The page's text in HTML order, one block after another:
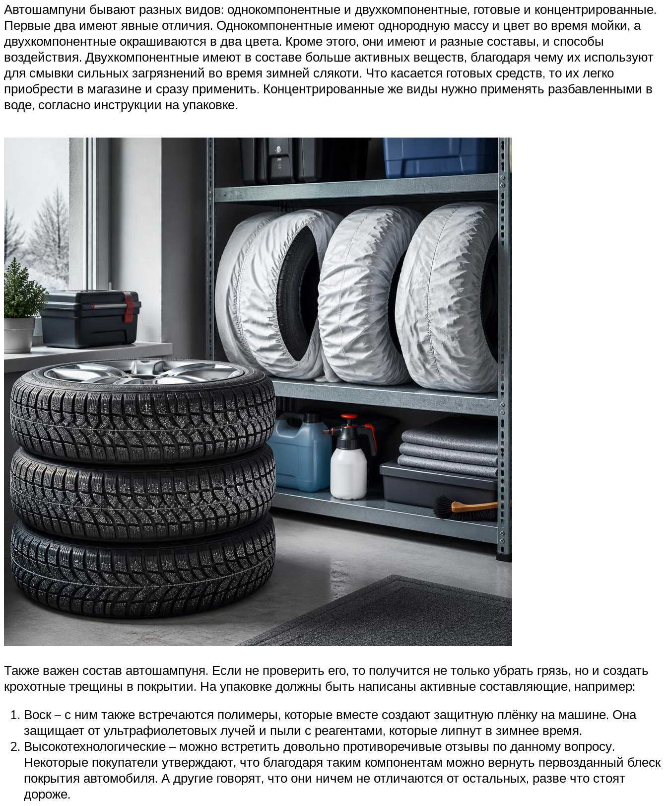
Автошампуни бывают разных видов: однокомпонентные и двухкомпонентные, готовые и концентрированные.
Первые два имеют явные отличия. Однокомпонентные имеют однородную массу и цвет во время мойки, а
двухкомпонентные окрашиваются в два цвета. Кроме этого, они имеют и разные составы, и способы
воздействия. Двухкомпонентные имеют в составе больше активных веществ, благодаря чему их используют
для смывки сильных загрязнений во время зимней слякоти. Что касается готовых средств, то их легко
приобрести в магазине и сразу применить. Концентрированные же виды нужно применять разбавленными в
воде, согласно инструкции на упаковке.
Также важен состав автошампуня. Если не проверить его, то получится не только убрать грязь, но и создать
крохотные трещины в покрытии. На упаковке должны быть написаны активные составляющие, например:
Воск – с ним также встречаются полимеры, которые вместе создают защитную плёнку на машине. Она
защищает от ультрафиолетовых лучей и пыли с реагентами, которые липнут в зимнее время.
Высокотехнологические – можно встретить довольно противоречивые отзывы по данному вопросу.
Некоторые покупатели утверждают, что благодаря таким компонентам можно вернуть первозданный блеск
покрытия автомобиля. А другие говорят, что они ничем не отличаются от остальных, разве что стоят
дороже.